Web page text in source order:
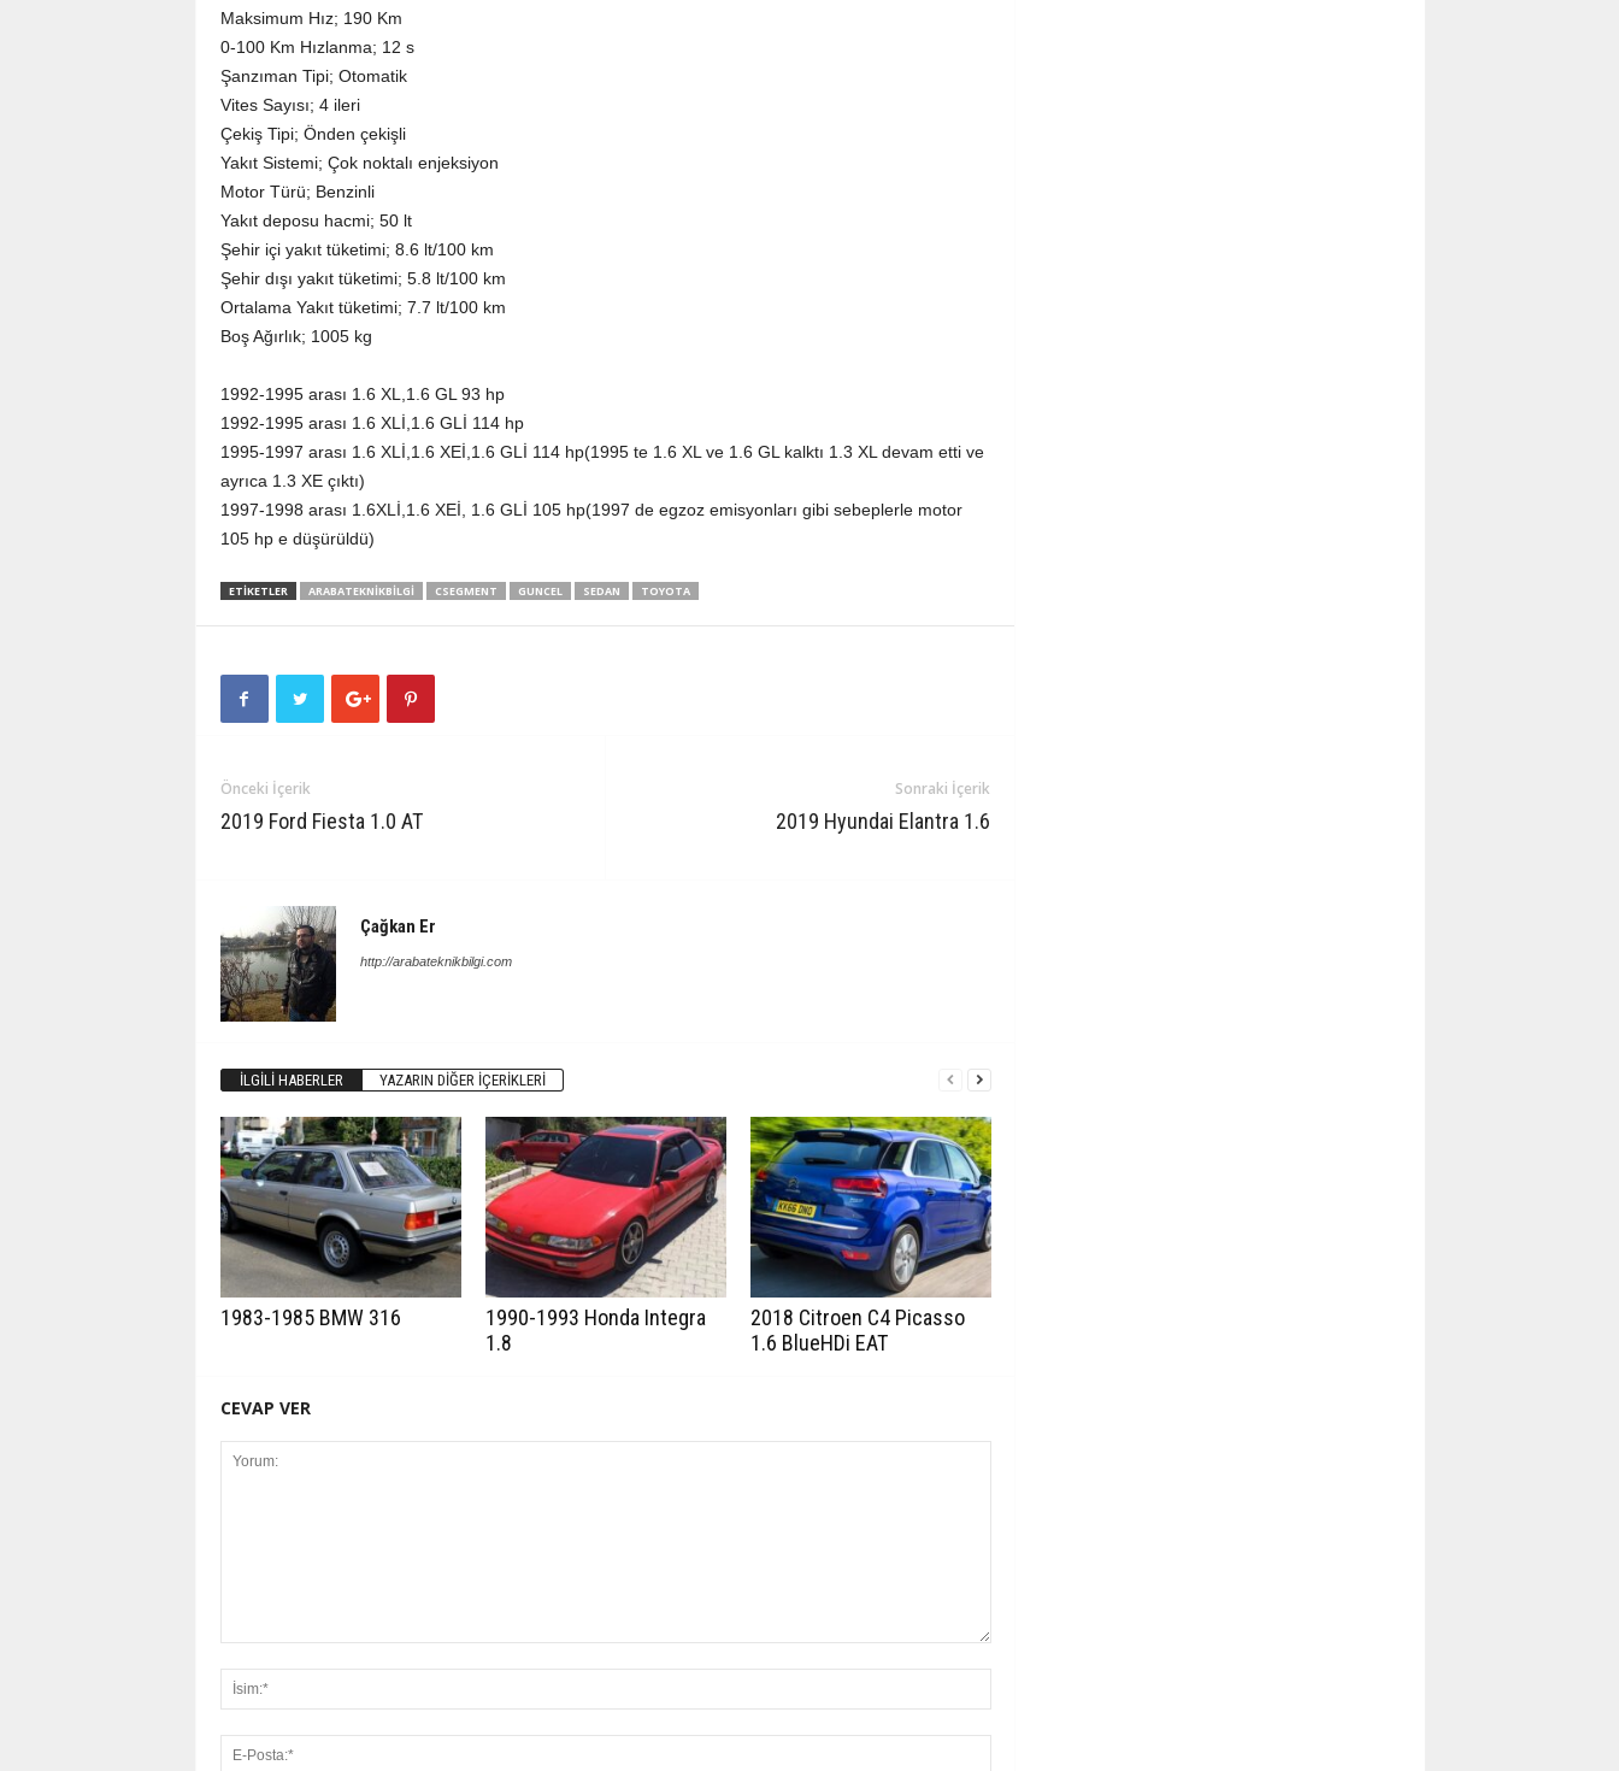
Maksimum Hız; 190 Km
0-100 Km Hızlanma; 12 s
Şanzıman Tipi; Otomatik
Vites Sayısı; 4 ileri
Çekiş Tipi; Önden çekişli
Yakıt Sistemi; Çok noktalı enjeksiyon
Motor Türü; Benzinli
Yakıt deposu hacmi; 50 lt
Şehir içi yakıt tüketimi; 8.6 lt/100 km
Şehir dışı yakıt tüketimi; 5.8 lt/100 km
Ortalama Yakıt tüketimi; 7.7 lt/100 km
Boş Ağırlık; 1005 kg
1992-1995 arası 1.6 XL,1.6 GL 93 hp
1992-1995 arası 1.6 XLİ,1.6 GLİ 114 hp
1995-1997 arası 1.6 XLİ,1.6 XEİ,1.6 GLİ 114 hp(1995 te 1.6 XL ve 1.6 GL kalktı 1.3 XL devam etti ve
ayrıca 1.3 XE çıktı)
1997-1998 arası 1.6XLİ,1.6 XEİ, 1.6 GLİ 105 hp(1997 de egzoz emisyonları gibi sebeplerle motor
105 hp e düşürüldü)
ETIKETLER ARABATEKNIKBILGI CSEGMENT GUNCEL SEDAN TOYOTA
Önceki İçerik
2019 Ford Fiesta 1.0 AT
Sonraki İçerik
2019 Hyundai Elantra 1.6
Çağkan Er
http://arabateknikbilgi.com
İLGILI HABERLER YAZARIN DIĞER İÇERIKLERI
1983-1985 BMW 316
1990-1993 Honda Integra
1.8
2018 Citroen C4 Picasso
1.6 BlueHDi EAT
CEVAP VER